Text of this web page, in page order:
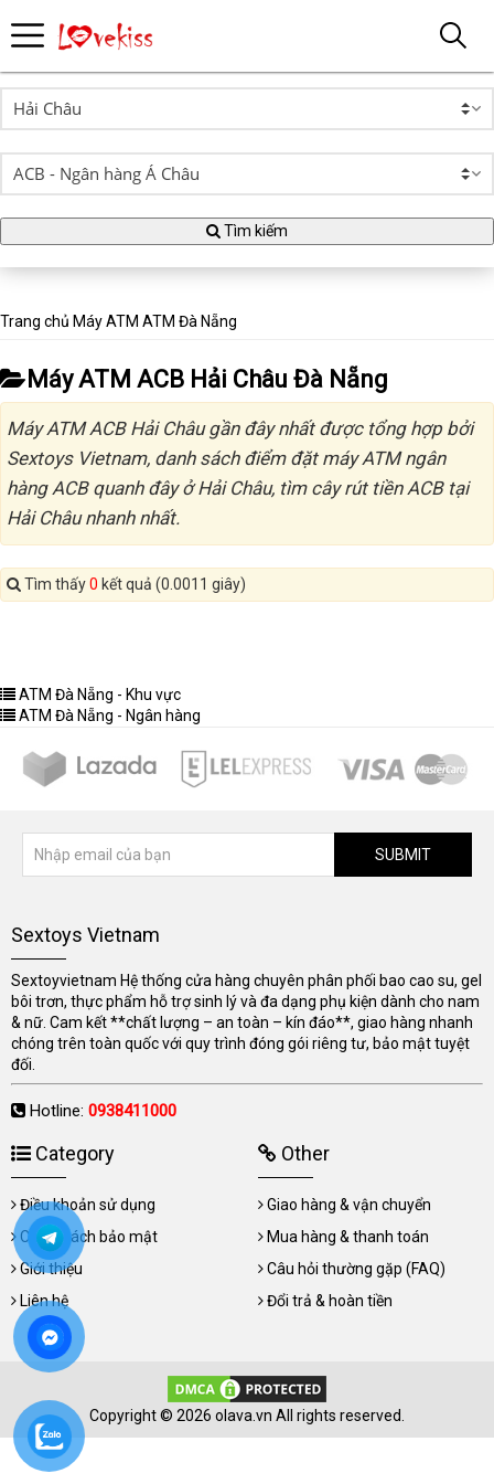
Tìm kiếm
Trang chủ Máy ATM ATM Đà Nẵng
Máy ATM ACB Hải Châu Đà Nẵng
Máy ATM ACB Hải Châu gần đây nhất được tổng hợp bởi
Sextoys Vietnam, danh sách điểm đặt máy ATM ngân
hàng ACB quanh đây ở Hải Châu, tìm cây rút tiền ACB tại
Hải Châu nhanh nhất.
Tìm thấy0 kết quả (0.0011 giây)
ATM Đà Nẵng - Khu vực
ATM Đà Nẵng - Ngân hàng
SUBMIT
Sextoys Vietnam
Sextoyvietnam Hệ thống cửa hàng chuyên phân phối bao cao su, gel
bôi trơn, thực phẩm hỗ trợ sinh lý và đa dạng phụ kiện dành cho nam
& nữ. Cam kết **chất lượng – an toàn – kín đáo**, giao hàng nhanh
chóng trên toàn quốc với quy trình đóng gói riêng tư, bảo mật tuyệt
đối.
Hotline: 0938411000
Category
Điều khoản sử dụng
Chính sách bảo mật
Giới thiệu
Liên hệ
Other
Giao hàng & vận chuyển
Mua hàng & thanh toán
Câu hỏi thường gặp (FAQ)
Đổi trả & hoàn tiền
Copyright © 2026 olava.vn All rights reserved.